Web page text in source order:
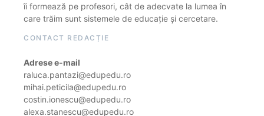
îi formează pe profesori, cât de adecvate la lumea în
care trăim sunt sistemele de educație și cercetare.
CONTACT REDACȚIE
Adrese e-mail
raluca.pantazi@edupedu.ro
mihai.peticila@edupedu.ro
costin.ionescu@edupedu.ro
alexa.stanescu@edupedu.ro